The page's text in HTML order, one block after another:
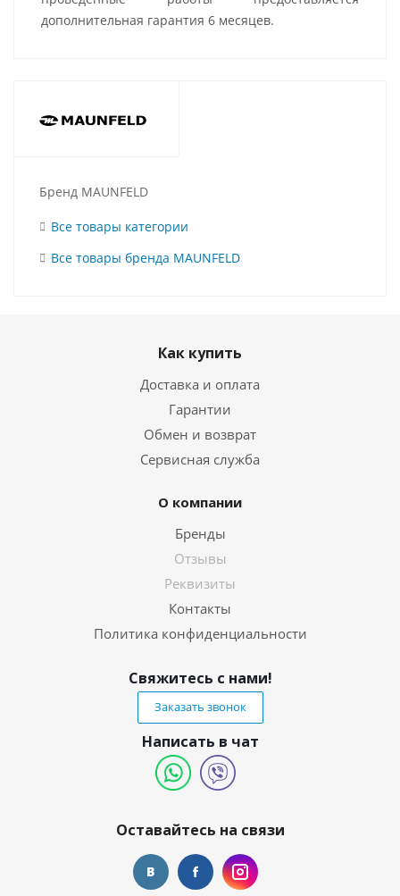
дополнительная гарантия 6 месяцев.
Бренд MAUNFELD
Все товары категории
Все товары бренда MAUNFELD
Как купить
Доставка и оплата
Гарантии
Обмен и возврат
Сервисная служба
О компании
Бренды
Отзывы
Реквизиты
Контакты
Политика конфиденциальности
Свяжитесь с нами!
Заказать звонок
Написать в чат
Оставайтесь на связи